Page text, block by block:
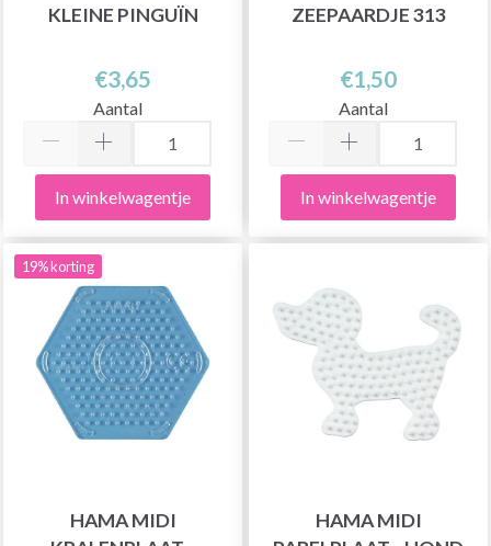
KLEINE PINGUÏN
€3,65
Aantal
In winkelwagentje
ZEEPAARDJE 313
€1,50
Aantal
In winkelwagentje
19% korting
HAMA MIDI
HAMA MIDI